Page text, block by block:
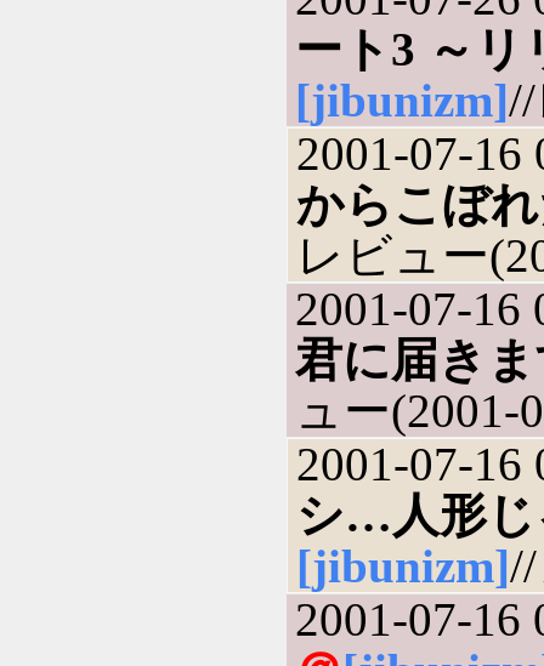
ート3 ～
[jibunizm]
2001-07-16
からこぼ
レビュー
2001-07-16
君に届き
ュー(2001-
2001-07-16
シ…人形
[jibunizm]
2001-07-16